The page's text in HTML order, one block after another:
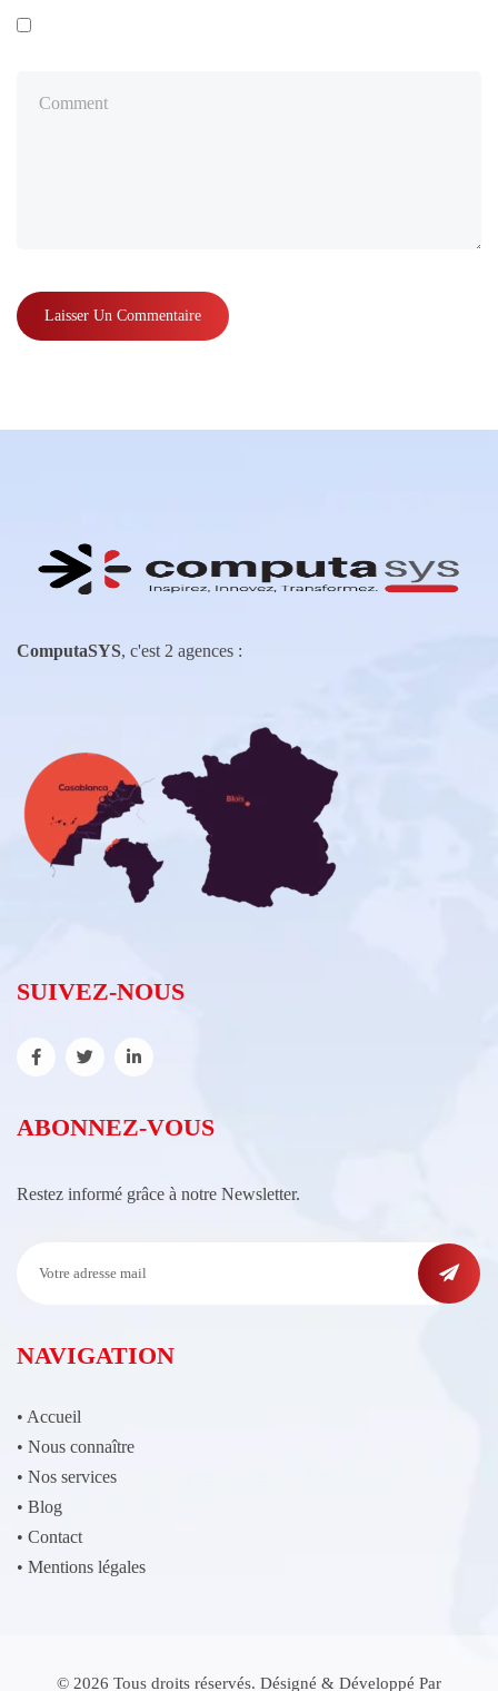
ComputaSYS, c'est 2 agences :
SUIVEZ-NOUS
ABONNEZ-VOUS
Restez informé grâce à notre Newsletter.
NAVIGATION
• Accueil
• Nous connaître
• Nos services
• Blog
• Contact
• Mentions légales
© 2026 Tous droits réservés. Désigné & Développé Par